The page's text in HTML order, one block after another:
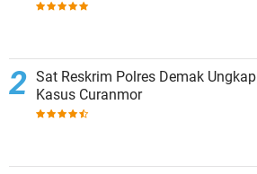
Sat Reskrim Polres Demak Ungkap
Kasus Curanmor